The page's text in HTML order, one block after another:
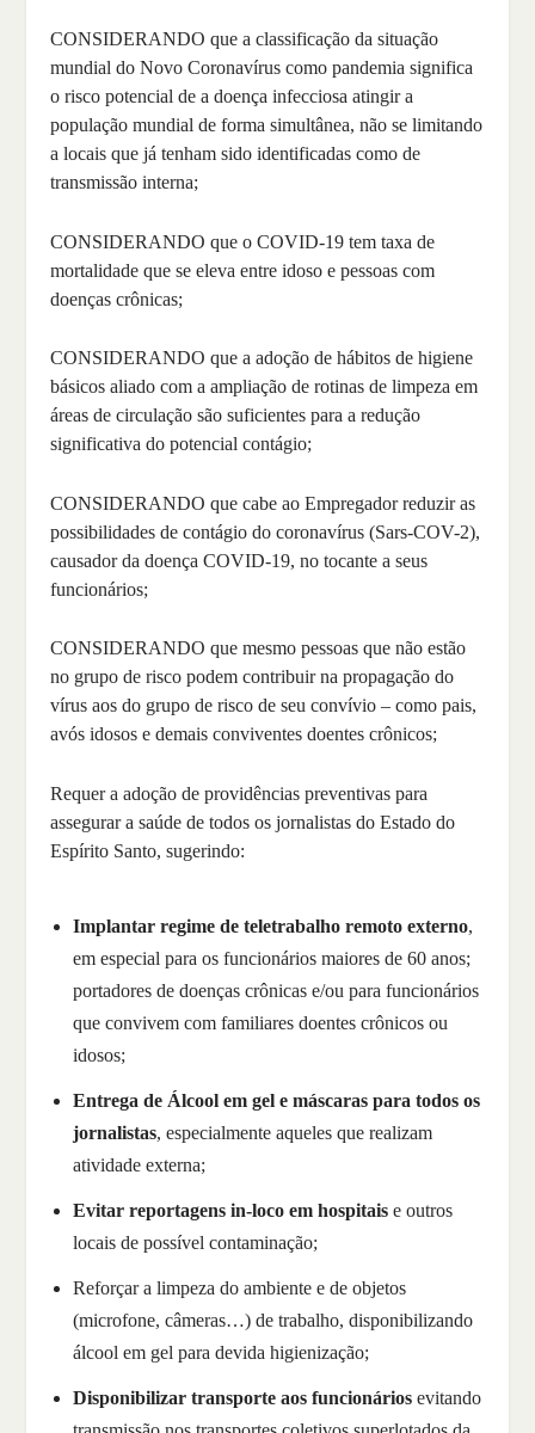
CONSIDERANDO que a classificação da situação
mundial do Novo Coronavírus como pandemia significa
o risco potencial de a doença infecciosa atingir a
população mundial de forma simultânea, não se limitando
a locais que já tenham sido identificadas como de
transmissão interna;
CONSIDERANDO que o COVID-19 tem taxa de
mortalidade que se eleva entre idoso e pessoas com
doenças crônicas;
CONSIDERANDO que a adoção de hábitos de higiene
básicos aliado com a ampliação de rotinas de limpeza em
áreas de circulação são suficientes para a redução
significativa do potencial contágio;
CONSIDERANDO que cabe ao Empregador reduzir as
possibilidades de contágio do coronavírus (Sars-COV-2),
causador da doença COVID-19, no tocante a seus
funcionários;
CONSIDERANDO que mesmo pessoas que não estão
no grupo de risco podem contribuir na propagação do
vírus aos do grupo de risco de seu convívio – como pais,
avós idosos e demais conviventes doentes crônicos;
Requer a adoção de providências preventivas para
assegurar a saúde de todos os jornalistas do Estado do
Espírito Santo, sugerindo:
Implantar regime de teletrabalho remoto externo,
em especial para os funcionários maiores de 60 anos;
portadores de doenças crônicas e/ou para funcionários
que convivem com familiares doentes crônicos ou
idosos;
Entrega de Álcool em gel e máscaras para todos os
jornalistas, especialmente aqueles que realizam
atividade externa;
Evitar reportagens in-loco em hospitaise outros
locais de possível contaminação;
Reforçar a limpeza do ambiente e de objetos
(microfone, câmeras…) de trabalho, disponibilizando
álcool em gel para devida higienização;
Disponibilizar transporte aos funcionáriosevitando